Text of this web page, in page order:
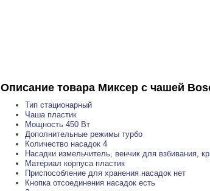
Описание товара Миксер с чашей
Тип стационарный
Чаша пластик
Мощность 450 Вт
Дополнительные режимы турбо
Количество насадок 4
Насадки измельчитель, венчик для взбивания,
Материал корпуса пластик
Приспособление для хранения насадок нет
Кнопка отсоединения насадок есть